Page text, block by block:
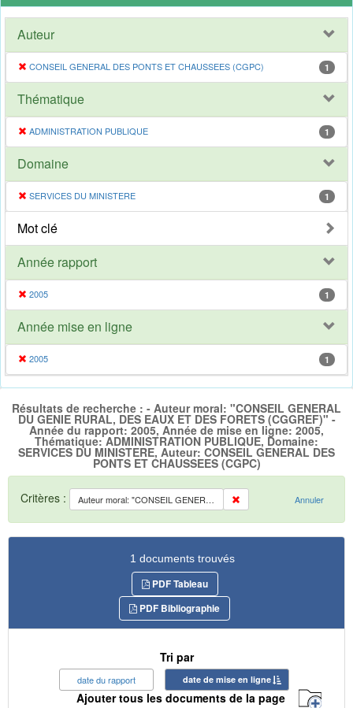
Auteur
CONSEIL GENERAL DES PONTS ET CHAUSSEES (CGPC) 1
Thématique
ADMINISTRATION PUBLIQUE 1
Domaine
SERVICES DU MINISTERE 1
Mot clé
Année rapport
2005 1
Année mise en ligne
2005 1
Résultats de recherche : - Auteur moral: "CONSEIL GENERAL
DU GENIE RURAL, DES EAUX ET DES FORETS (CGGREF)" -
Année du rapport: 2005, Année de mise en ligne: 2005,
Thématique: ADMINISTRATION PUBLIQUE, Domaine:
SERVICES DU MINISTERE, Auteur: CONSEIL GENERAL DES
PONTS ET CHAUSSEES (CGPC)
Critères : Auteur moral: "CONSEIL GENERAL DU GENIE RURAL, DES EAUX ET DES FORETS (CGGREF)" Annuler
1 documents trouvés
PDF Tableau
PDF Bibliographie
Tri par
date du rapport date de mise en ligne
Ajouter tous les documents de la page